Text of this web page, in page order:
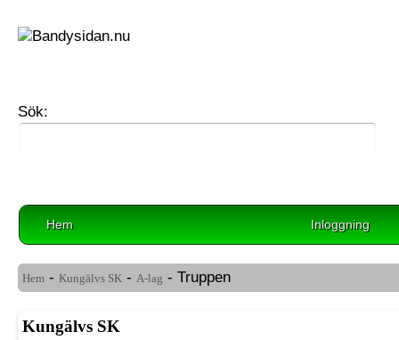
Sök:
Hem Inloggning
Hem - Kungälvs SK - A-lag - Truppen
Kungälvs SK